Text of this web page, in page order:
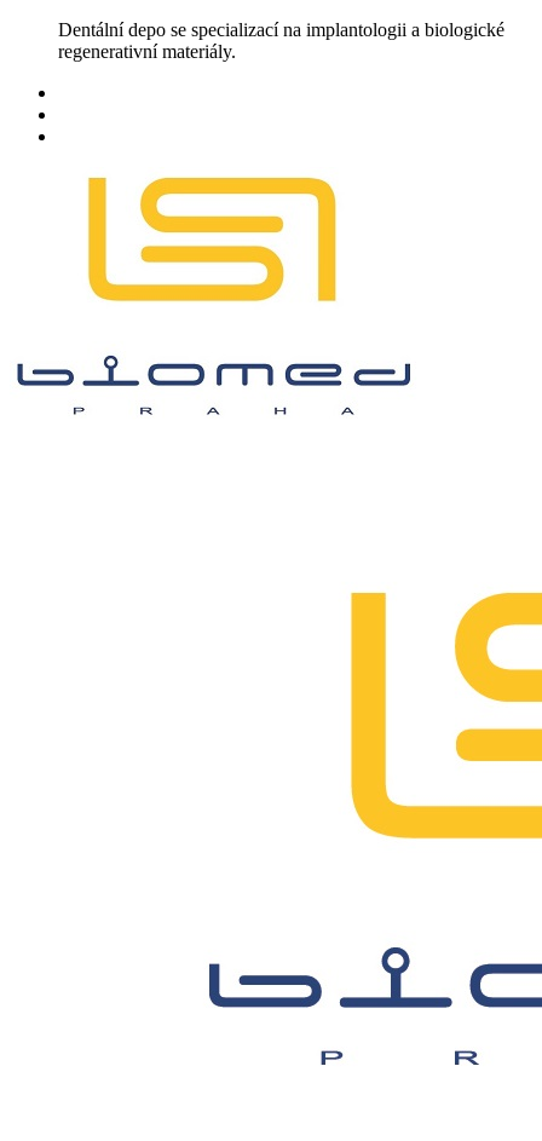
Dentální depo se specializací na implantologii a biologické
regenerativní materiály.